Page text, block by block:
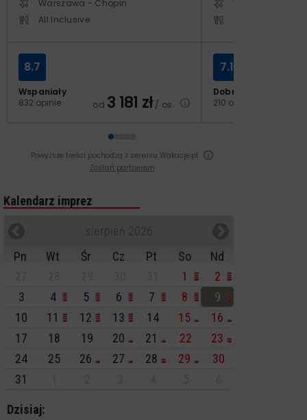
Warszawa - Chopin
All Inclusive
Wspaniały
832 opinie
8.7
od 3 181 zł/ os.
Warszawa -
Dobry
210 opinii
7.1
Powyższe treści pochodzą z serwisu Wakacje.pl
Zostań partnerem
Kalendarz imprez
Pn
Wt Śr Cz Pt So
Nd
1
2
3
4 5 6 7 8
9
10
11 12 13 14 15
16
17
18 19 20 21 22
23
24
25 26 27 28 29
30
31
Dzisiaj: